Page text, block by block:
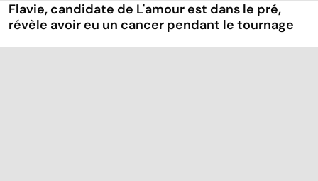
Flavie, candidate de L'amour est dans le pré,
révèle avoir eu un cancer pendant le tournage